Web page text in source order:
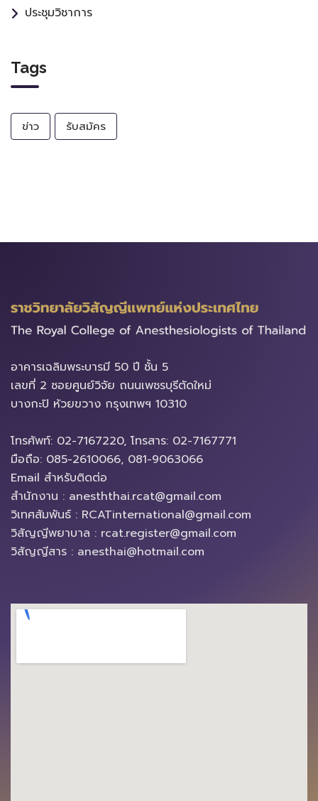
ประชุมวิชาการ
Tags
ข่าว รับสมัคร
อาคารเฉลิมพระบารมี​ 50 ปี ชั้น 5
เลขที่ 2 ซอยศูนย์วิจัย ถนนเพชรบุรีตัดใหม่
บางกะปิ ห้วยขวาง ​กรุงเทพฯ 10310
โทรศัพท์: 02-7167220, โทรสาร: 02-7167771
มือถือ: 085-2610066, 081-9063066
Email สำหรับติดต่อ
สำนักงาน : anesththai.rcat@gmail.com
วิเทศสัมพันธ์ : RCATinternational@gmail.com
วิสัญญีพยาบาล : rcat.register@gmail.com
วิสัญญีสาร : anesthai@hotmail.com